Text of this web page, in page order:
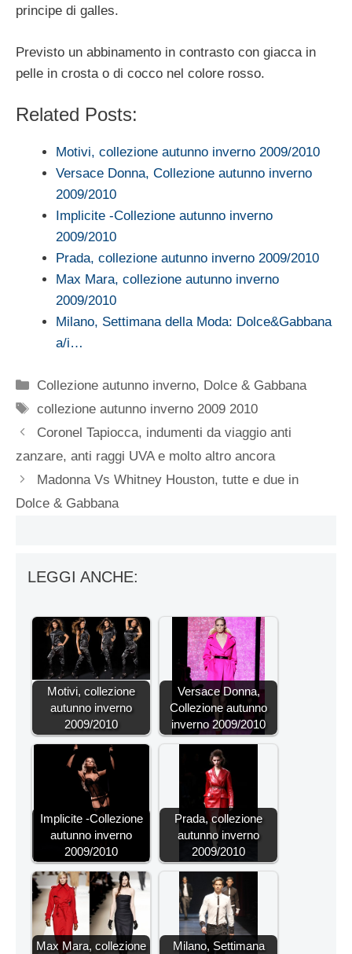
principe di galles.
Previsto un abbinamento in contrasto con giacca in
pelle in crosta o di cocco nel colore rosso.
Related Posts:
Motivi, collezione autunno inverno 2009/2010
Versace Donna, Collezione autunno inverno
2009/2010
Implicite -Collezione autunno inverno
2009/2010
Prada, collezione autunno inverno 2009/2010
Max Mara, collezione autunno inverno
2009/2010
Milano, Settimana della Moda: Dolce&Gabbana
a/i…
Categorie
Collezione autunno inverno, Dolce & Gabbana
Tag
collezione autunno inverno 2009 2010
Coronel Tapiocca, indumenti da viaggio anti
zanzare, anti raggi UVA e molto altro ancora
Madonna Vs Whitney Houston, tutte e due in
Dolce & Gabbana
LEGGI ANCHE:
Motivi, collezione
autunno inverno
2009/2010
Versace Donna,
Collezione autunno
inverno 2009/2010
Implicite -Collezione
autunno inverno
2009/2010
Prada, collezione
autunno inverno
2009/2010
Max Mara, collezione
Milano, Settimana